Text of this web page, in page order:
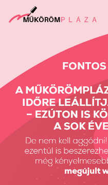
1836
Vissza a tetejére
Részletes Kereső
Keresés...